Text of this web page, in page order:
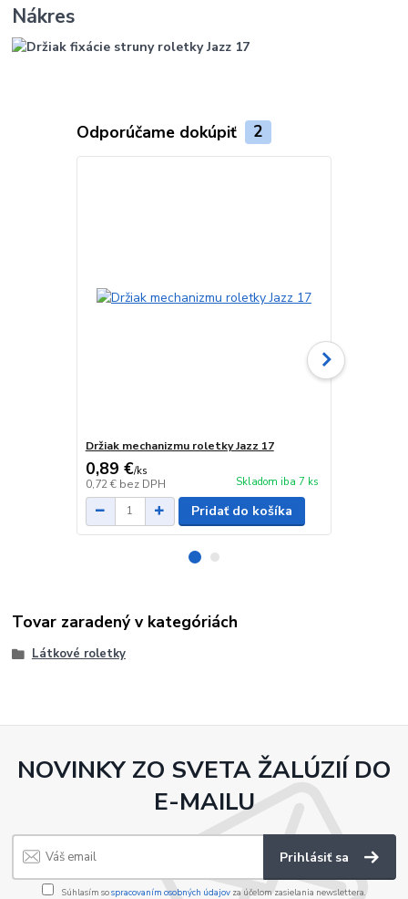
Nákres
Odporúčame dokúpiť 2
Držiak mechanizmu roletky Jazz 17
0,89 €/ks
0,72 € bez DPH Skladom iba 7 ks
Pridať do košíka
Tovar zaradený v kategóriách
Látkové roletky
NOVINKY ZO SVETA ŽALÚZIÍ DO
E-MAILU
Prihlásiť sa
Súhlasím sospracovaním osobných údajov za účelom zasielania newslettera.